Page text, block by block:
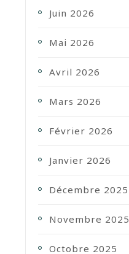
Juin 2026
Mai 2026
Avril 2026
Mars 2026
Février 2026
Janvier 2026
Décembre 2025
Novembre 2025
Octobre 2025